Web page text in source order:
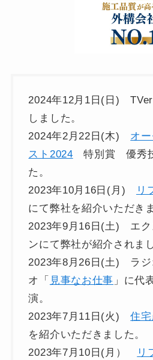
2024年12月1日(日)
しました。
2024年2月22日(木) オ
スト2024 特別賞 優秀
た。
2023年10月16日(月)
リ
にて弊社を紹介いただ
2023年9月16日(土) エク
ンにて弊社が紹介されま
2023年8月26日(土) ラジ
オ「 見事なお仕事 」に代
演。
2023年7月11日(火)住
を紹介いただきました。
2023年7月10日(月）
リ